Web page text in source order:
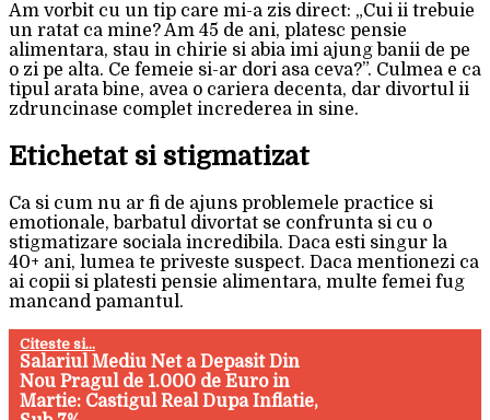
Am vorbit cu un tip care mi-a zis direct: „Cui ii trebuie
un ratat ca mine? Am 45 de ani, platesc pensie
alimentara, stau in chirie si abia imi ajung banii de pe
o zi pe alta. Ce femeie si-ar dori asa ceva?”. Culmea e ca
tipul arata bine, avea o cariera decenta, dar divortul ii
zdruncinase complet increderea in sine.
Etichetat si stigmatizat
Ca si cum nu ar fi de ajuns problemele practice si
emotionale, barbatul divortat se confrunta si cu o
stigmatizare sociala incredibila. Daca esti singur la
40+ ani, lumea te priveste suspect. Daca mentionezi ca
ai copii si platesti pensie alimentara, multe femei fug
mancand pamantul.
Citeste si...
Salariul Mediu Net a Depasit Din
Nou Pragul de 1.000 de Euro in
Martie: Castigul Real Dupa Inflatie,